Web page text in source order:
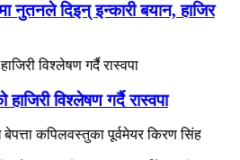
नुतनले दिइन् इन्कारी बयान, हाजिर
विश्लेषण गर्दै रास्वपा